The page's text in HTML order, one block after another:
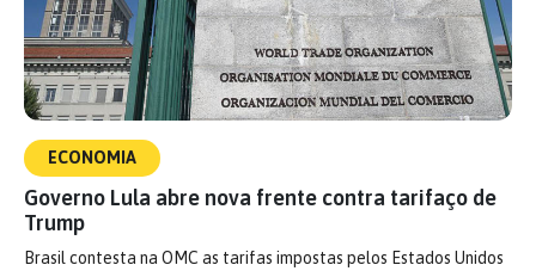
ECONOMIA
Governo Lula abre nova frente contra tarifaço de
Trump
Brasil contesta na OMC as tarifas impostas pelos Estados Unidos